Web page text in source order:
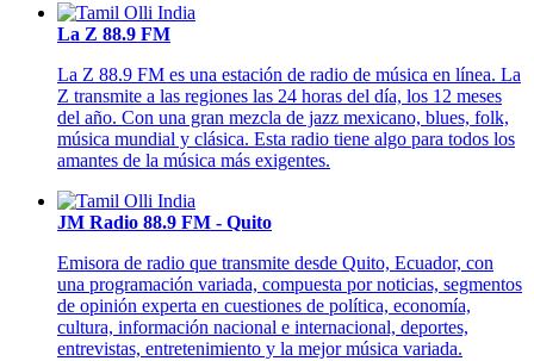
La Z 88.9 FM
La Z 88.9 FM es una estación de radio de música en línea. La
Z transmite a las regiones las 24 horas del día, los 12 meses
del año. Con una gran mezcla de jazz mexicano, blues, folk,
música mundial y clásica. Esta radio tiene algo para todos los
amantes de la música más exigentes.
JM Radio 88.9 FM - Quito
Emisora de radio que transmite desde Quito, Ecuador, con
una programación variada, compuesta por noticias, segmentos
de opinión experta en cuestiones de política, economía,
cultura, información nacional e internacional, deportes,
entrevistas, entretenimiento y la mejor música variada.